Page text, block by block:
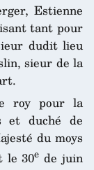
Estienne
tant pour
dudit lieu
sieur de la
roy pour la
et duché de
du moys
le 30e de juin